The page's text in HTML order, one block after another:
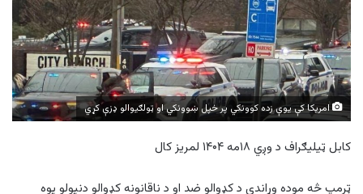
امریکا کې يوې زده کوونکي پر خپل ښوونکي او ټولګيوالو ډزې کړي
کابل ټیلیګراف د وږي ۱۸مه ۱۴۰۴ لمریز کال
ټرمپ څه موده وړاندې د کډوالو ضد او د ناقانونه کډوالو دنیولو یوه